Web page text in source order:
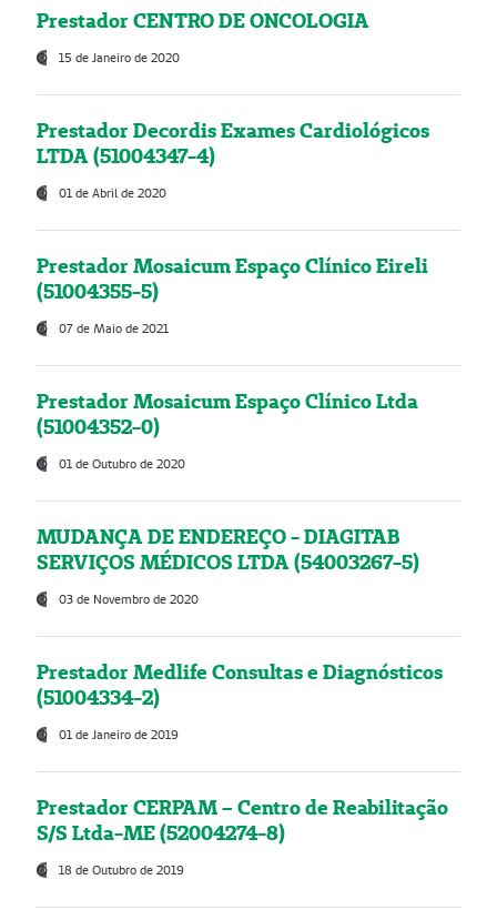
Prestador CENTRO DE ONCOLOGIA
15 de Janeiro de 2020
Prestador Decordis Exames Cardiológicos
LTDA (51004347-4)
01 de Abril de 2020
Prestador Mosaicum Espaço Clínico Eireli
(51004355-5)
07 de Maio de 2021
Prestador Mosaicum Espaço Clínico Ltda
(51004352-0)
01 de Outubro de 2020
MUDANÇA DE ENDEREÇO - DIAGITAB
SERVIÇOS MÉDICOS LTDA (54003267-5)
03 de Novembro de 2020
Prestador Medlife Consultas e Diagnósticos
(51004334-2)
01 de Janeiro de 2019
Prestador CERPAM – Centro de Reabilitação
S/S Ltda-ME (52004274-8)
18 de Outubro de 2019